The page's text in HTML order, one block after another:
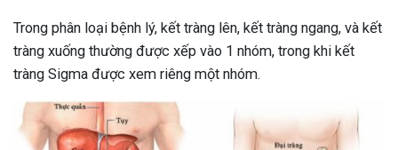
Trong phân loại bệnh lý, kết tràng lên, kết tràng ngang, và kết
tràng xuống thường được xếp vào 1 nhóm, trong khi kết
tràng Sigma được xem riêng một nhóm.